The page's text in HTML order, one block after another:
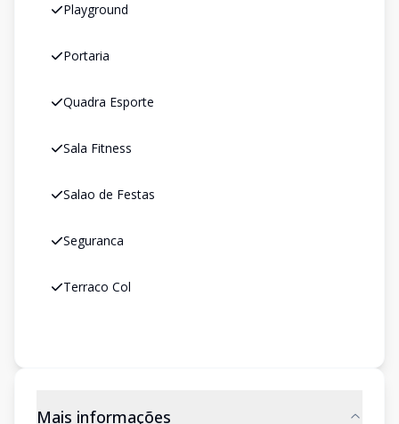
Playground
Portaria
Quadra Esporte
Sala Fitness
Salao de Festas
Seguranca
Terraco Col
Mais informações